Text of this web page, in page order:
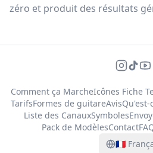
zéro et produit des résultats
Comment ça MarcheIcônes Fiche
TarifsFormes de guitareAvis
Liste des CanauxSymboles
Pack de ModèlesContact
🇫🇷